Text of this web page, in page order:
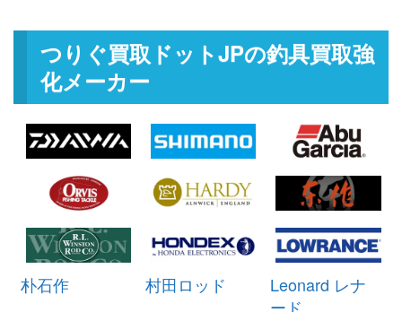
釣具買取クーポンturi20260307-
（2026/03/31迄）
ミヤマエ 電動リール コマンド X6
12V 未使用
釣具買取クーポン
turi20260307-
04（2026/03/31迄）
2026/03/07
ミヤマエ 電動リール ハイパワー
コマンド X5 CX-5 12V 未使用
釣具買取クーポン
05（2026/03/31迄）
21,000円
2026/03/07
シマノ ベイトリール 21 アンタレ
スDC XG 左 未使用
28,500円
2026/03/07
つりぐ買取ドットJPの釣具買取強
化メーカー
朴石作 村田ロッド
Leonard レナ
ード